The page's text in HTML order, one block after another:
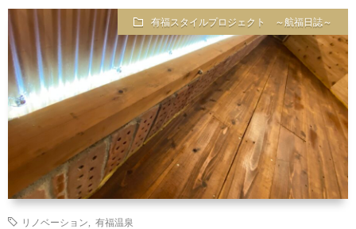
有福スタイルプロジェクト ～航福日誌～
リノベーション 有福温泉